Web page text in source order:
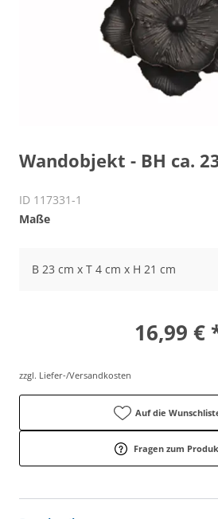
Wandobjekt - BH ca.
ID 117331-1
Maße
B 23 cm x T 4 cm x H 21 cm
16,99 €
zzgl. Liefer-/Versandkosten
Auf die
Fragen zum